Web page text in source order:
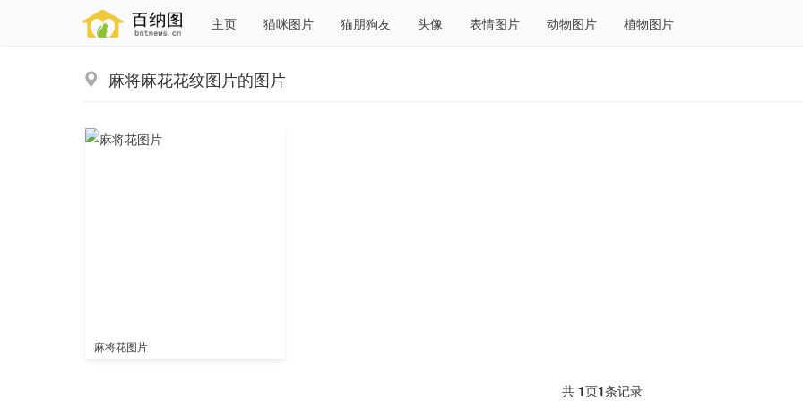
主页 猫咪图片 猫朋狗友 头像 表情图片 动物图片 植物图片
麻将麻花花纹图片的图片
麻将花图片
共 1页1条记录